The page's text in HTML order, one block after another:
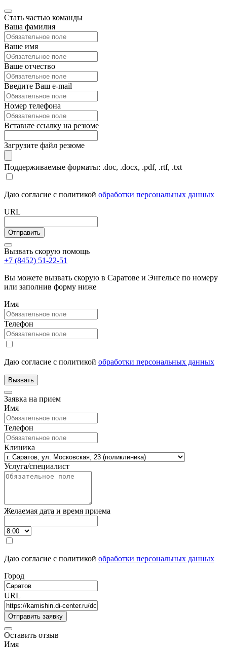
Стать частью команды
Ваша фамилия
Ваше имя
Ваше отчество
Введите Ваш e-mail
Номер телефона
Вставьте ссылку на резюме
Загрузите файл резюме
Поддерживаемые форматы: .doc, .docx, .pdf, .rtf, .txt
Даю согласие с политикой обработки персональных данных
URL
Вызвать скорую помощь
+7 (8452) 51-22-51
Вы можете вызвать скорую в Саратове и Энгельсе по номеру
или заполнив форму ниже
Имя
Телефон
Даю согласие с политикой обработки персональных данных
Заявка на прием
Имя
Телефон
Клиника
Услуга/специалист
Желаемая дата и время приема
Даю согласие с политикой обработки персональных данных
Город
URL
Оставить отзыв
Имя